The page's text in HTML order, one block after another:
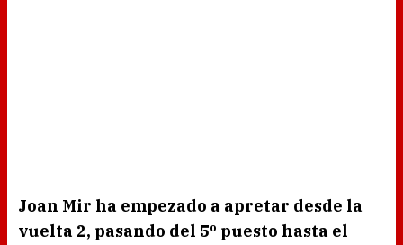
Joan Mir ha empezado a apretar desde la
vuelta 2, pasando del 5º puesto hasta el